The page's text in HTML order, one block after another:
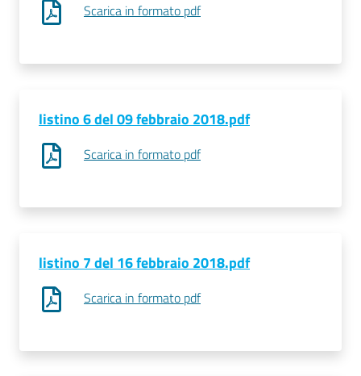
Scarica in formato pdf
listino 6 del 09 febbraio 2018.pdf
Scarica in formato pdf
listino 7 del 16 febbraio 2018.pdf
Scarica in formato pdf